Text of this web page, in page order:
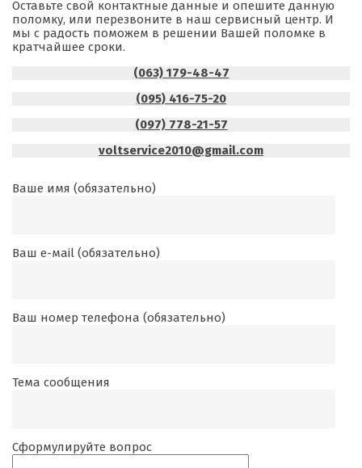
Оставьте свой контактные данные и опешите данную
поломку, или перезвоните в наш сервисный центр. И
мы с радость поможем в решении Вашей поломке в
кратчайшее сроки.
(063) 179-48-47
(095) 416-75-20
(097) 778-21-57
voltservice2010@gmail.com
Ваше имя (обязательно)
Ваш е-маil (обязательно)
Ваш номер телефона (обязательно)
Тема сообщения
Сформулируйте вопрос